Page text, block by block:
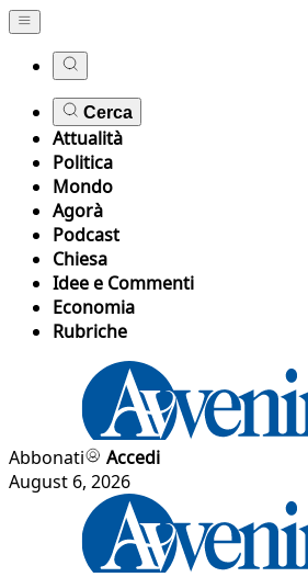
Cerca
Attualità
Politica
Mondo
Agorà
Podcast
Chiesa
Idee e Commenti
Economia
Rubriche
Abbonati
Accedi
August 6, 2026